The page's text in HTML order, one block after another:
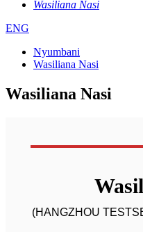
Wasiliana Nasi
ENG
Nyumbani
Wasiliana Nasi
Wasiliana Nasi
(HANGZHOU